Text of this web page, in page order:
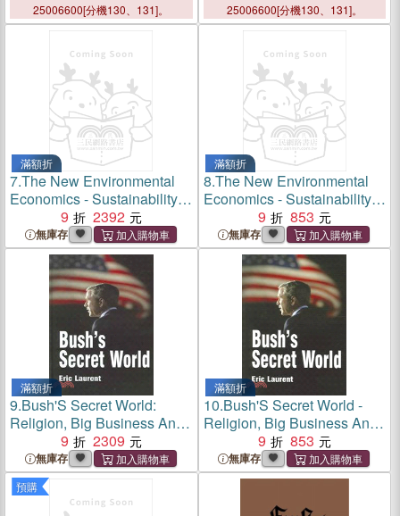
25006600[分機130、131]。
25006600[分機130、131]。
滿額折
7.The New Environmental
Economics - Sustainability
And Justice
9 2392
無庫存
滿額折
8.The New Environmental
Economics - Sustainability
And Justice
9 853
無庫存
滿額折
9.Bush'S Secret World:
Religion, Big Business And
Hidden Networks
9 2309
無庫存
滿額折
10.Bush'S Secret World -
Religion, Big Business And
Hidden Networks
9 853
無庫存
預購